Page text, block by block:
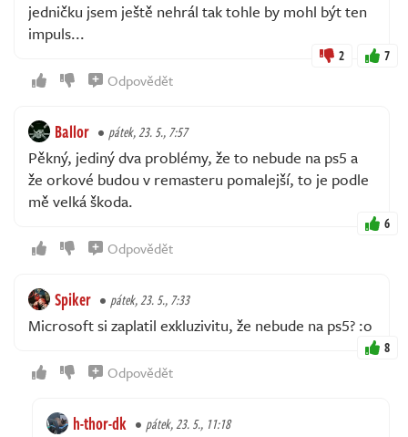
jedničku jsem ještě nehrál tak tohle by mohl být ten
impuls...
2 7
Odpovědět
Ballor pátek, 23. 5., 7:57
Pěkný, jediný dva problémy, že to nebude na ps5 a
že orkové budou v remasteru pomalejší, to je podle
mě velká škoda.
6
Odpovědět
Spiker pátek, 23. 5., 7:33
Microsoft si zaplatil exkluzivitu, že nebude na ps5? :o
8
Odpovědět
h-thor-dk pátek, 23. 5., 11:18